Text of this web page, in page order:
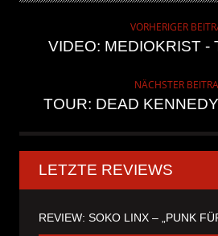
VORHERIGER
VIDEO: MEDIOKRIST -
NÄCHSTER
TOUR: DEAD
LETZTE REVIEWS